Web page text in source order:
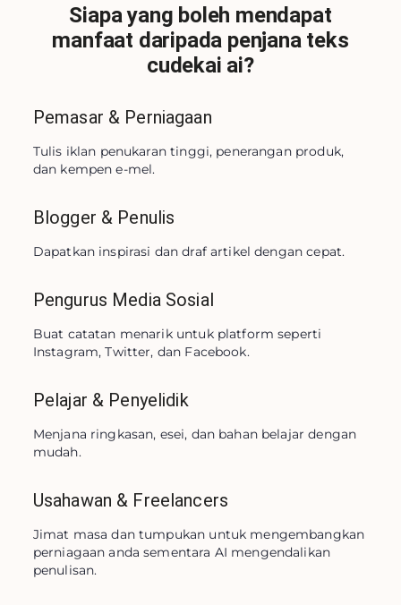
Siapa yang boleh mendapat
manfaat daripada penjana teks
cudekai ai?
Pemasar & Perniagaan
Tulis iklan penukaran tinggi, penerangan produk,
dan kempen e-mel.
Blogger & Penulis
Dapatkan inspirasi dan draf artikel dengan cepat.
Pengurus Media Sosial
Buat catatan menarik untuk platform seperti
Instagram, Twitter, dan Facebook.
Pelajar & Penyelidik
Menjana ringkasan, esei, dan bahan belajar dengan
mudah.
Usahawan & Freelancers
Jimat masa dan tumpukan untuk mengembangkan
perniagaan anda sementara AI mengendalikan
penulisan.